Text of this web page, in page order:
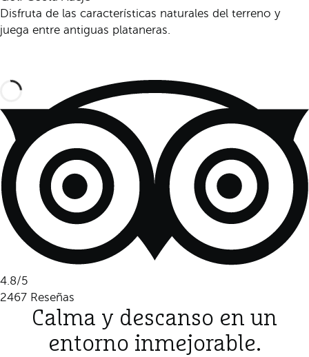
Disfruta de las características naturales del terreno y
juega entre antiguas plataneras.
4.8/5
2467 Reseñas
Calma y descanso en un
entorno inmejorable.